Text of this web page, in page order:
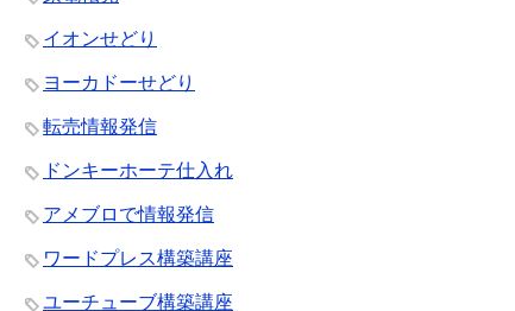
イオンせどり
ヨーカドーせどり
転売情報発信
ドンキーホーテ仕入れ
アメブロで情報発信
ワードプレス構築講座
ユーチューブ構築講座